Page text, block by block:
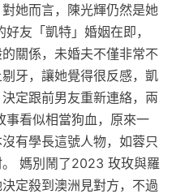
她而言，陳光輝仍然是她
友「凱特」婚姻在即，
關係，未婚夫不僅非常不
牙，讓她覺得很反感，凱
定跟前男友重新連絡，兩
事看似相當狗血，原來一
有學長這號人物，如蓉只
媽別鬧了2023 玫玫與羅
定殺到澳洲見對方，不過